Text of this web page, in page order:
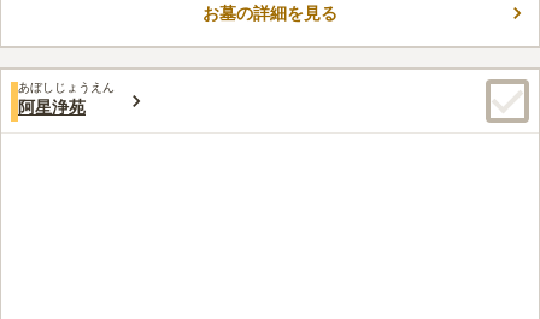
の方でも安心氏です。 名神高速道路「彦根インター」から車で
口コミ評価
みんなの評価
50代男性
周辺には何の施設も無いので、花やお供え物などは、事前に購入
お墓の詳細を見る
あぼしじょうえん
阿星浄苑